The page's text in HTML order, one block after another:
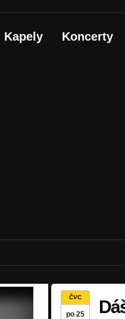
Kapely Koncerty
ČVC
po 25